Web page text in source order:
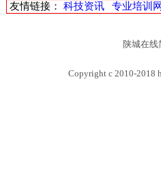
友情链接： 科技资讯 专业培训网
陕城在线
Copyright c 2010-2018